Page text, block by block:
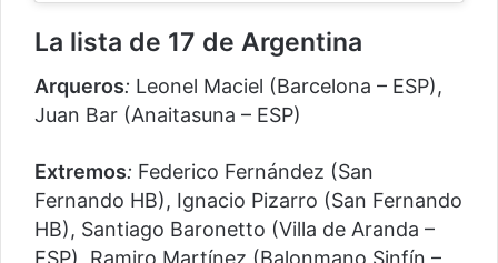
La lista de 17 de Argentina
Arqueros: Leonel Maciel (Barcelona – ESP),
Juan Bar (Anaitasuna – ESP)
Extremos: Federico Fernández (San
Fernando HB), Ignacio Pizarro (San Fernando
HB), Santiago Baronetto (Villa de Aranda –